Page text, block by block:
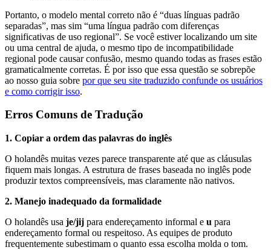
Portanto, o modelo mental correto não é “duas línguas padrão
separadas”, mas sim “uma língua padrão com diferenças
significativas de uso regional”. Se você estiver localizando um site
ou uma central de ajuda, o mesmo tipo de incompatibilidade
regional pode causar confusão, mesmo quando todas as frases estão
gramaticalmente corretas. É por isso que essa questão se sobrepõe
ao nosso guia sobre por que seu site traduzido confunde os usuários
e como corrigir isso.
Erros Comuns de Tradução
1. Copiar a ordem das palavras do inglês
O holandês muitas vezes parece transparente até que as cláusulas
fiquem mais longas. A estrutura de frases baseada no inglês pode
produzir textos compreensíveis, mas claramente não nativos.
2. Manejo inadequado da formalidade
O holandês usa je/jij para endereçamento informal e u para
endereçamento formal ou respeitoso. As equipes de produto
frequentemente subestimam o quanto essa escolha molda o tom.